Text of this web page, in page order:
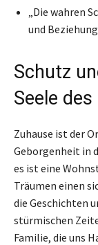
„Die wahren
und
Schutz
Seele
Zuhause ist der
Geborgenheit in
es ist eine
Träumen einen
die Geschichten
stürmischen
Familie, die uns